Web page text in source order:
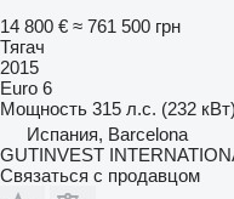
14 800 € ≈ 761 500 грн
Тягач
2015
Euro 6
Мощность 315 л.с. (232 кВт)
Испания, Barcelona
GUTINVEST
Связаться с продавцом